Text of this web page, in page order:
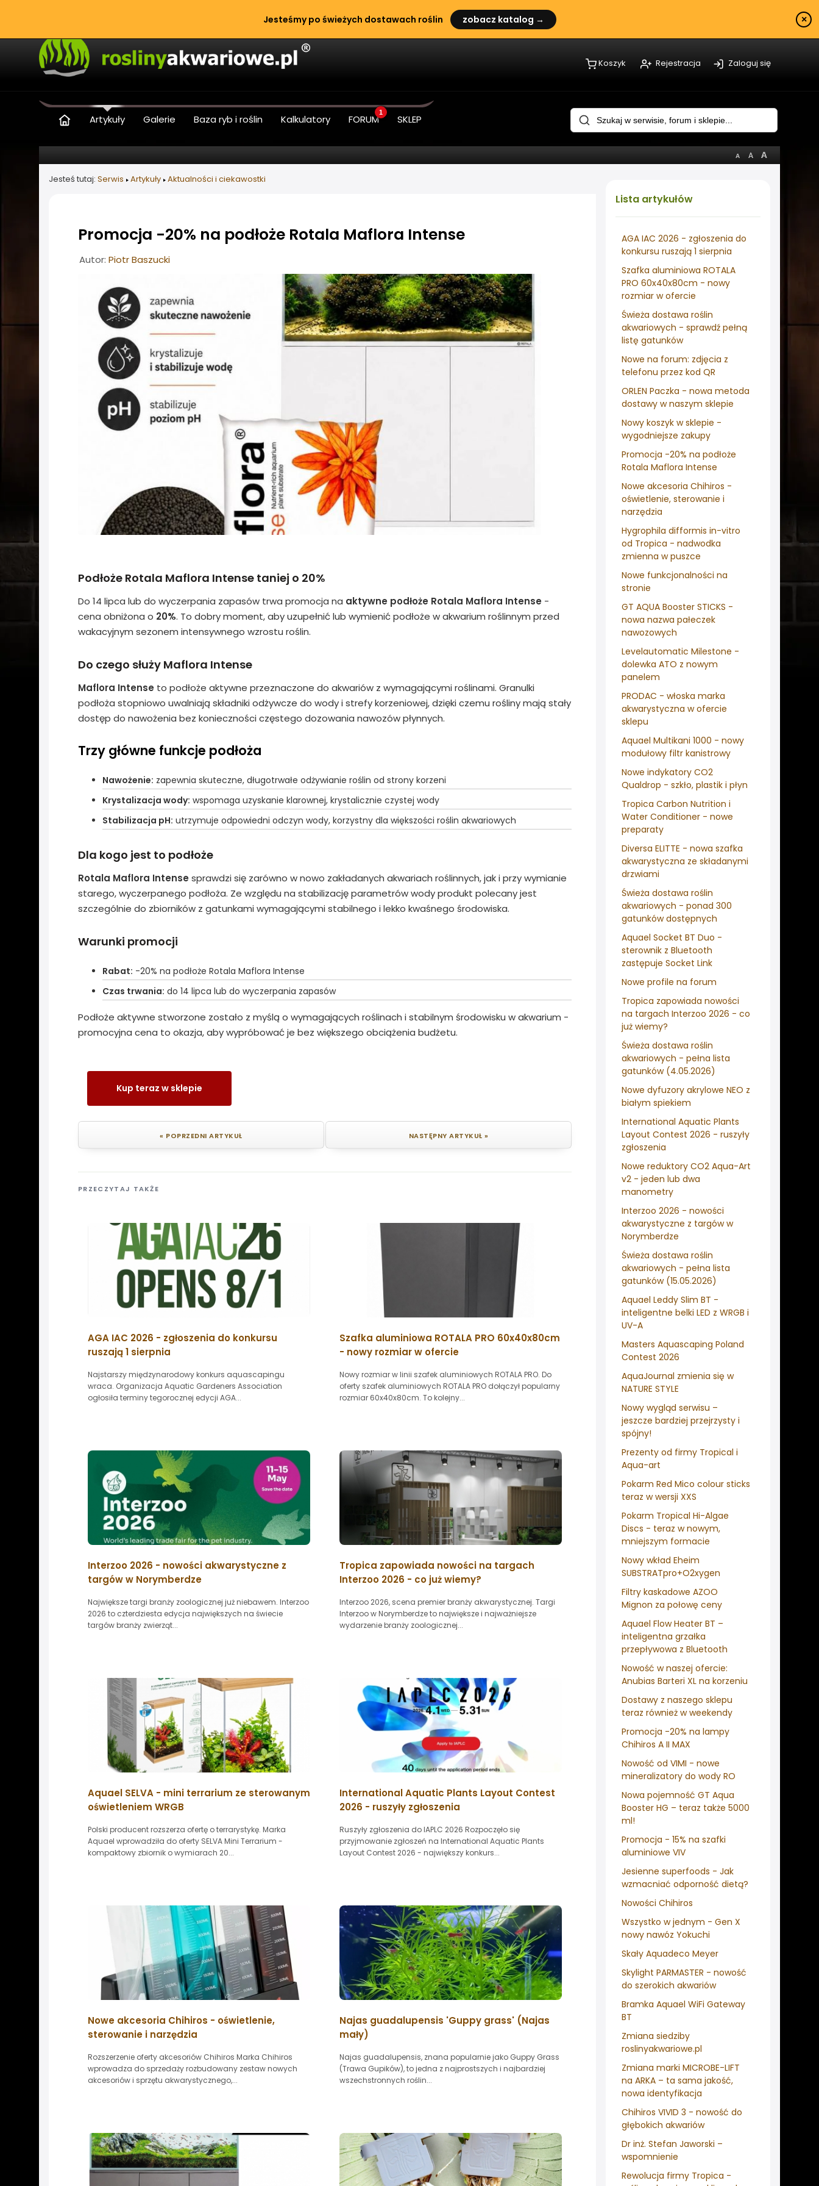
Jesteśmy po świeżych dostawach roślin zobacz katalog → ×
Koszyk Rejestracja Zaloguj się
Artykuły Galerie Baza ryb i roślin Kalkulatory FORUM
1
SKLEP
Lista artykułów
AGA IAC 2026 - zgłoszenia do
konkursu ruszają 1 sierpnia
Szafka aluminiowa ROTALA
PRO 60x40x80cm - nowy
rozmiar w ofercie
Świeża dostawa roślin
akwariowych - sprawdź pełną
listę gatunków
Nowe na forum: zdjęcia z
telefonu przez kod QR
ORLEN Paczka - nowa metoda
dostawy w naszym sklepie
Nowy koszyk w sklepie -
wygodniejsze zakupy
Promocja -20% na podłoże
Rotala Maflora Intense
Nowe akcesoria Chihiros -
oświetlenie, sterowanie i
narzędzia
Hygrophila difformis in-vitro
od Tropica - nadwodka
zmienna w puszce
Nowe funkcjonalności na
stronie
GT AQUA Booster STICKS -
nowa nazwa pałeczek
nawozowych
Levelautomatic Milestone -
dolewka ATO z nowym
panelem
PRODAC - włoska marka
akwarystyczna w ofercie
sklepu
Aquael Multikani 1000 - nowy
modułowy filtr kanistrowy
Nowe indykatory CO2
Qualdrop - szkło, plastik i płyn
Tropica Carbon Nutrition i
Water Conditioner - nowe
preparaty
Diversa ELITTE - nowa szafka
akwarystyczna ze składanymi
drzwiami
Świeża dostawa roślin
akwariowych - ponad 300
gatunków dostępnych
Aquael Socket BT Duo -
sterownik z Bluetooth
zastępuje Socket Link
Nowe profile na forum
Tropica zapowiada nowości
na targach Interzoo 2026 - co
już wiemy?
Świeża dostawa roślin
akwariowych - pełna lista
gatunków (4.05.2026)
Nowe dyfuzory akrylowe NEO z
białym spiekiem
International Aquatic Plants
Layout Contest 2026 - ruszyły
zgłoszenia
Nowe reduktory CO2 Aqua-Art
v2 - jeden lub dwa
manometry
Interzoo 2026 - nowości
akwarystyczne z targów w
Norymberdze
Świeża dostawa roślin
akwariowych - pełna lista
gatunków (15.05.2026)
Aquael Leddy Slim BT -
inteligentne belki LED z WRGB i
UV-A
Masters Aquascaping Poland
Contest 2026
AquaJournal zmienia się w
NATURE STYLE
Nowy wygląd serwisu –
jeszcze bardziej przejrzysty i
spójny!
Prezenty od firmy Tropical i
Aqua-art
Pokarm Red Mico colour sticks
teraz w wersji XXS
Pokarm Tropical Hi-Algae
Discs - teraz w nowym,
mniejszym formacie
Nowy wkład Eheim
SUBSTRATpro+O2xygen
Filtry kaskadowe AZOO
Mignon za połowę ceny
Aquael Flow Heater BT –
inteligentna grzałka
przepływowa z Bluetooth
Nowość w naszej ofercie:
Anubias Barteri XL na korzeniu
Dostawy z naszego sklepu
teraz również w weekendy
Promocja -20% na lampy
Chihiros A II MAX
Nowość od VIMI - nowe
mineralizatory do wody RO
Nowa pojemność GT Aqua
Booster HG – teraz także 5000
ml!
Promocja - 15% na szafki
aluminiowe VIV
Jesienne superfoods - Jak
wzmacniać odporność dietą?
Nowości Chihiros
Wszystko w jednym - Gen X
nowy nawóz Yokuchi
Skały Aquadeco Meyer
Skylight PARMASTER - nowość
do szerokich akwariów
Bramka Aquael WiFi Gateway
BT
Zmiana siedziby
roslinyakwariowe.pl
Zmiana marki MICROBE-LIFT
na ARKA – ta sama jakość,
nowa identyfikacja
Chihiros VIVID 3 - nowość do
głębokich akwariów
Dr inż. Stefan Jaworski –
wspomnienie
Rewolucja firmy Tropica -
Jesteś tutaj: Serwis Artykuły Aktualności i ciekawostki
Promocja -20% na podłoże Rotala Maflora Intense
Informacje o artykule
Autor: Piotr Baszucki
Podłoże Rotala Maflora Intense taniej o 20%
Do 14 lipca lub do wyczerpania zapasów trwa promocja na aktywne podłoże Rotala Maflora Intense -
cena obniżona o 20%. To dobry moment, aby uzupełnić lub wymienić podłoże w akwarium roślinnym przed
wakacyjnym sezonem intensywnego wzrostu roślin.
Do czego służy Maflora Intense
Maflora Intense to podłoże aktywne przeznaczone do akwariów z wymagającymi roślinami. Granulki
podłoża stopniowo uwalniają składniki odżywcze do wody i strefy korzeniowej, dzięki czemu rośliny mają stały
dostęp do nawożenia bez konieczności częstego dozowania nawozów płynnych.
Trzy główne funkcje podłoża
Nawożenie: zapewnia skuteczne, długotrwałe odżywianie roślin od strony korzeni
Krystalizacja wody: wspomaga uzyskanie klarownej, krystalicznie czystej wody
Stabilizacja pH: utrzymuje odpowiedni odczyn wody, korzystny dla większości roślin akwariowych
Dla kogo jest to podłoże
Rotala Maflora Intense sprawdzi się zarówno w nowo zakładanych akwariach roślinnych, jak i przy wymianie
starego, wyczerpanego podłoża. Ze względu na stabilizację parametrów wody produkt polecany jest
szczególnie do zbiorników z gatunkami wymagającymi stabilnego i lekko kwaśnego środowiska.
Warunki promocji
Rabat: -20% na podłoże Rotala Maflora Intense
Czas trwania: do 14 lipca lub do wyczerpania zapasów
Podłoże aktywne stworzone zostało z myślą o wymagających roślinach i stabilnym środowisku w akwarium -
promocyjna cena to okazja, aby wypróbować je bez większego obciążenia budżetu.
Kup teraz w sklepie
« POPRZEDNI ARTYKUŁ NASTĘPNY ARTYKUŁ »
PRZECZYTAJ TAKŻE
AGA IAC 2026 - zgłoszenia do konkursu
ruszają 1 sierpnia
Najstarszy międzynarodowy konkurs aquascapingu
wraca. Organizacja Aquatic Gardeners Association
ogłosiła terminy tegorocznej edycji AGA...
Szafka aluminiowa ROTALA PRO 60x40x80cm
- nowy rozmiar w ofercie
Nowy rozmiar w linii szafek aluminiowych ROTALA PRO. Do
oferty szafek aluminiowych ROTALA PRO dołączył popularny
rozmiar 60x40x80cm. To kolejny...
Interzoo 2026 - nowości akwarystyczne z
targów w Norymberdze
Największe targi branży zoologicznej już niebawem. Interzoo
2026 to czterdziesta edycja największych na świecie
targów branży zwierząt...
Tropica zapowiada nowości na targach
Interzoo 2026 - co już wiemy?
Interzoo 2026, scena premier branży akwarystycznej. Targi
Interzoo w Norymberdze to największe i najważniejsze
wydarzenie branży zoologicznej...
Aquael SELVA - mini terrarium ze sterowanym
oświetleniem WRGB
Polski producent rozszerza ofertę o terrarystykę. Marka
Aquael wprowadziła do oferty SELVA Mini Terrarium -
kompaktowy zbiornik o wymiarach 20...
International Aquatic Plants Layout Contest
2026 - ruszyły zgłoszenia
Ruszyły zgłoszenia do IAPLC 2026 Rozpoczęło się
przyjmowanie zgłoszeń na International Aquatic Plants
Layout Contest 2026 - największy konkurs...
Nowe akcesoria Chihiros - oświetlenie,
sterowanie i narzędzia
Rozszerzenie oferty akcesoriów Chihiros Marka Chihiros
wprowadza do sprzedaży rozbudowany zestaw nowych
akcesoriów i sprzętu akwarystycznego,...
Najas guadalupensis 'Guppy grass' (Najas
mały)
Najas guadalupensis, znana popularnie jako Guppy Grass
(Trawa Gupików), to jedna z najprostszych i najbardziej
wszechstronnych roślin...